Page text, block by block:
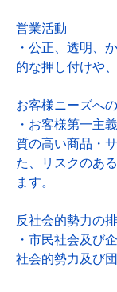
営業活動
・公正、透明、
的な押し付けや
お客様ニーズへ
・お客様第一主
質の高い商品・
た、リスクのあ
ます。
反社会的勢力の
・市民社会及び
社会的勢力及び